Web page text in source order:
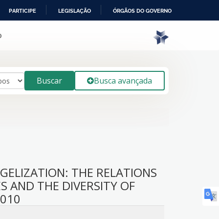
PARTICIPE LEGISLAÇÃO ÓRGÃOS DO GOVERNO
Buscar Busca avançada
THE RELATIONS
AND THE DIVERSITY OF